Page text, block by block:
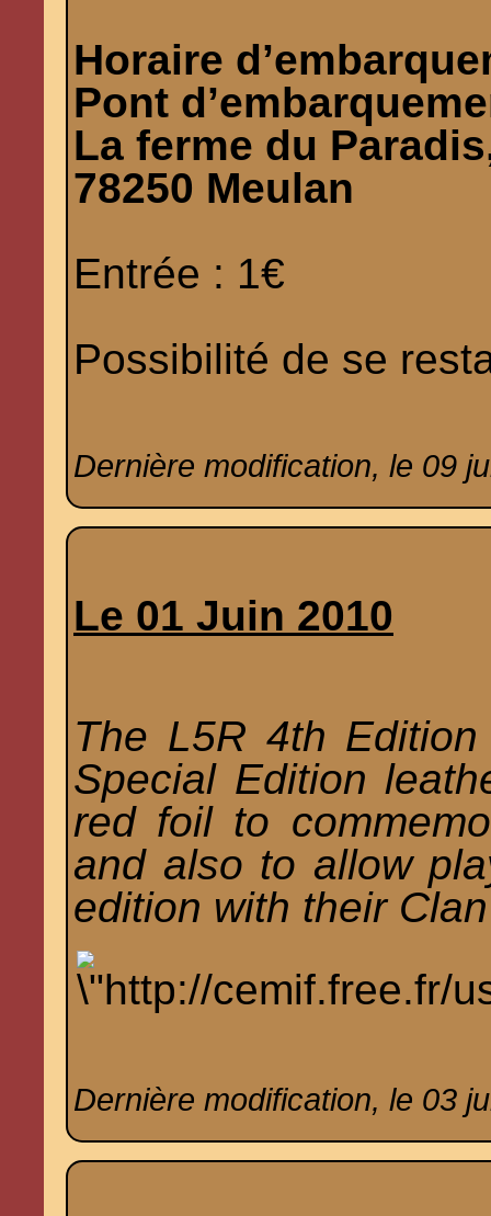
Horaire
Pont
La ferme du
78250 Meulan
Entrée : 1€
Possibilité de se
Dernière modification, le 09
Le 01 Juin 2010
The L5R 4th
Special Edition
red foil to
and also to allow
edition with their
Dernière modification, le 03